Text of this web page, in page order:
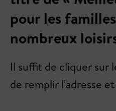
pour les
nombreux
Il suffit de cliquer sur
de remplir l'adresse